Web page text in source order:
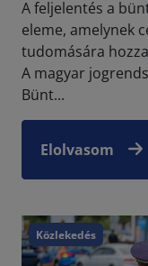
A feljelentés a
eleme, amelynek
tudomására
A magyar
Bünt...
Elolvasom
Közlekedés